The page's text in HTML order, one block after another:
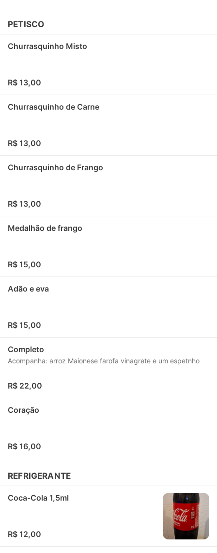
PETISCO
Churrasquinho Misto
R$ 13,00
Churrasquinho de Carne
R$ 13,00
Churrasquinho de Frango
R$ 13,00
Medalhão de frango
R$ 15,00
Adão e eva
R$ 15,00
Completo
Acompanha: arroz Maionese farofa vinagrete e um espetnho
R$ 22,00
Coração
R$ 16,00
REFRIGERANTE
Coca-Cola 1,5ml
R$ 12,00